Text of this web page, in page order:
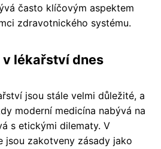
často klíčovým aspektem
zdravotnického systému.
lékařství dnes
jsou stále velmi důležité, a
moderní medicína nabývá na
s etickými dilematy. V
jsou zakotveny zásady jako